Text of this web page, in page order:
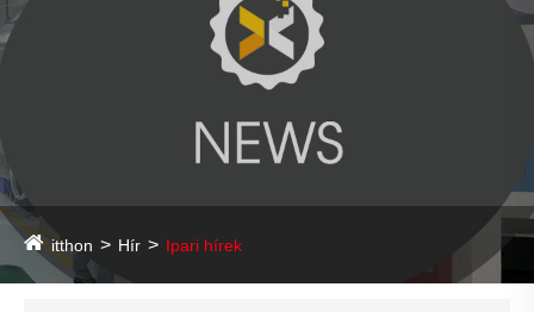
itthon Hír Ipari hírek